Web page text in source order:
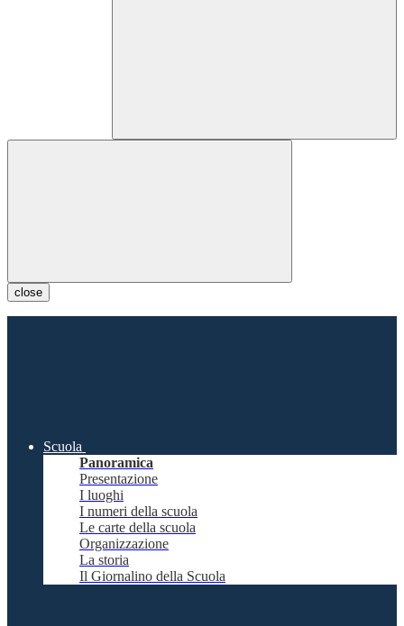
close
Scuola
Panoramica
Presentazione
I luoghi
I numeri della scuola
Le carte della scuola
Organizzazione
La storia
Il Giornalino della Scuola